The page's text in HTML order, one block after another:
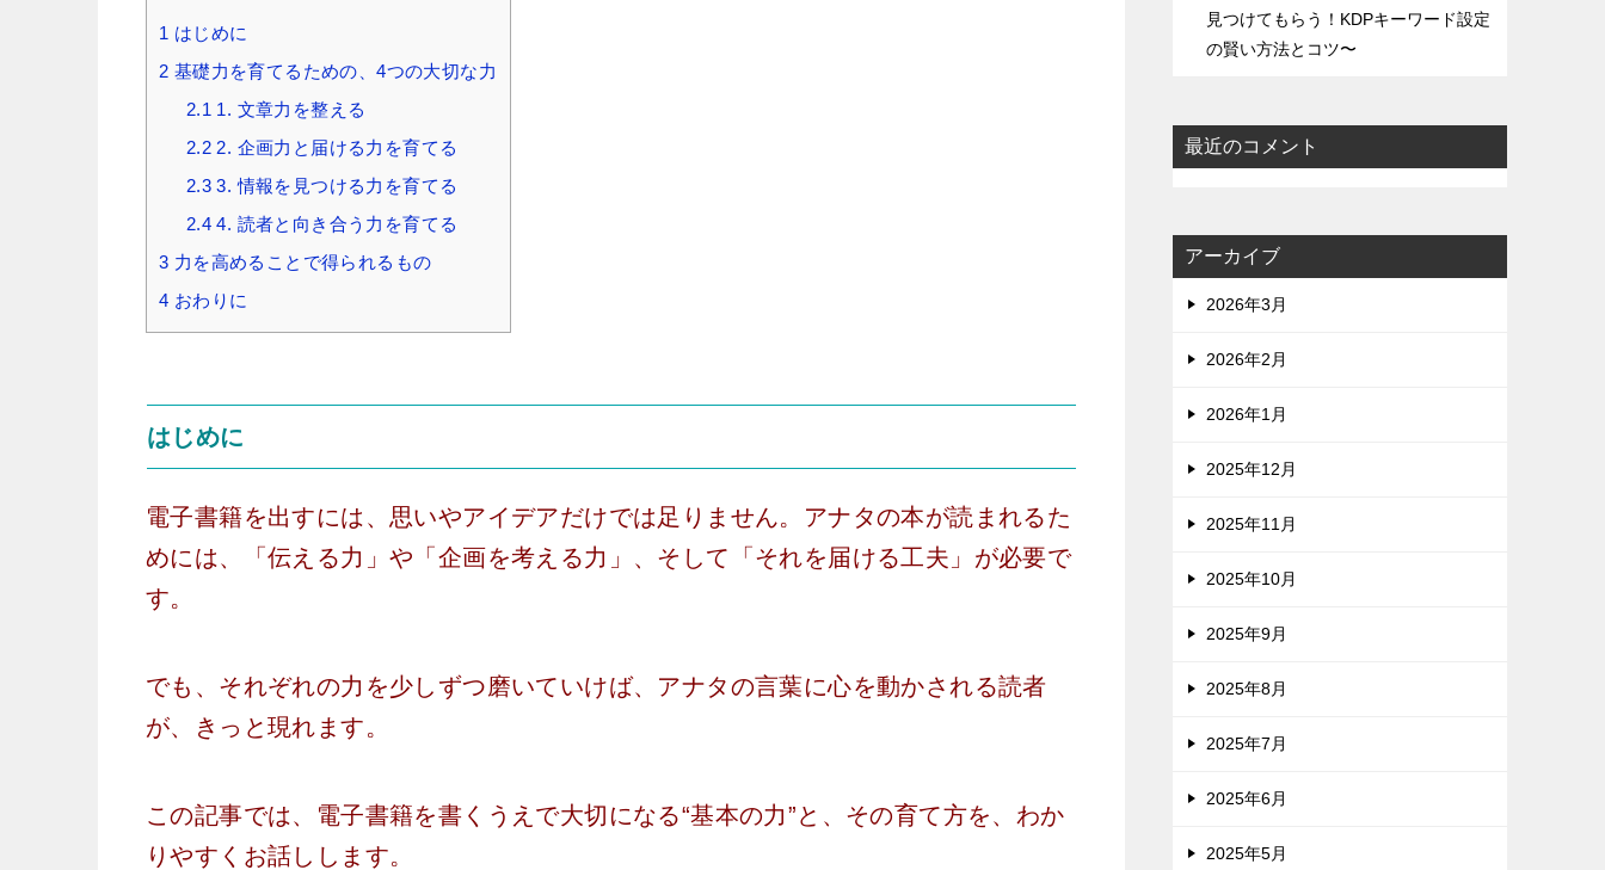
1 はじめに
2 基礎力を育てるための、4つの大切な力
2.1 1. 文章力を整える
2.2 2. 企画力と届ける力を育てる
2.3 3. 情報を見つける力を育てる
2.4 4. 読者と向き合う力を育てる
3 力を高めることで得られるもの
4 おわりに
はじめに
電子書籍を出すには、思いやアイデアだけでは足りません。アナタの本が読まれるた
めには、「伝える力」や「企画を考える力」、そして「それを届ける工夫」が必要で
す。
でも、それぞれの力を少しずつ磨いていけば、アナタの言葉に心を動かされる読者
が、きっと現れます。
この記事では、電子書籍を書くうえで大切になる“基本の力”と、その育て方を、わか
りやすくお話しします。
見つけてもらう！KDPキーワード設定
の賢い方法とコツ〜
最近のコメント
アーカイブ
2026年3月
2026年2月
2026年1月
2025年12月
2025年11月
2025年10月
2025年9月
2025年8月
2025年7月
2025年6月
2025年5月